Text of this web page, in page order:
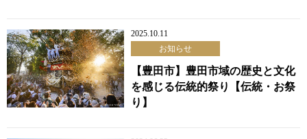
2025.10.11
お知らせ
【豊田市】豊田市域の歴史と文化
を感じる伝統的祭り【伝統・お祭
り】